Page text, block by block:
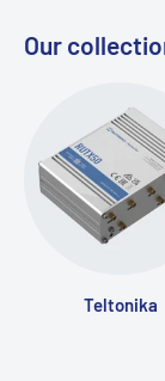
Our
Teltonika